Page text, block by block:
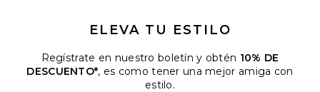
ELEVA TU ESTILO
Regístrate en nuestro boletín y obtén 10% DE
DESCUENTO*, es como tener una mejor amiga con
estilo.